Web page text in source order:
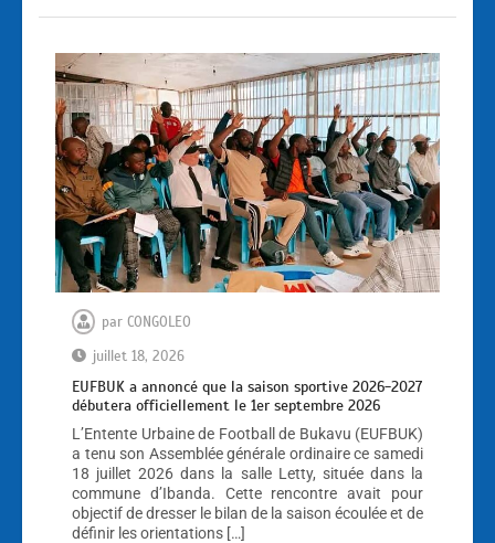
par CONGOLEO
juillet 18, 2026
EUFBUK a annoncé que la saison sportive 2026-2027
débutera officiellement le 1er septembre 2026
L’Entente Urbaine de Football de Bukavu (EUFBUK)
a tenu son Assemblée générale ordinaire ce samedi
18 juillet 2026 dans la salle Letty, située dans la
commune d’Ibanda. Cette rencontre avait pour
objectif de dresser le bilan de la saison écoulée et de
définir les orientations […]